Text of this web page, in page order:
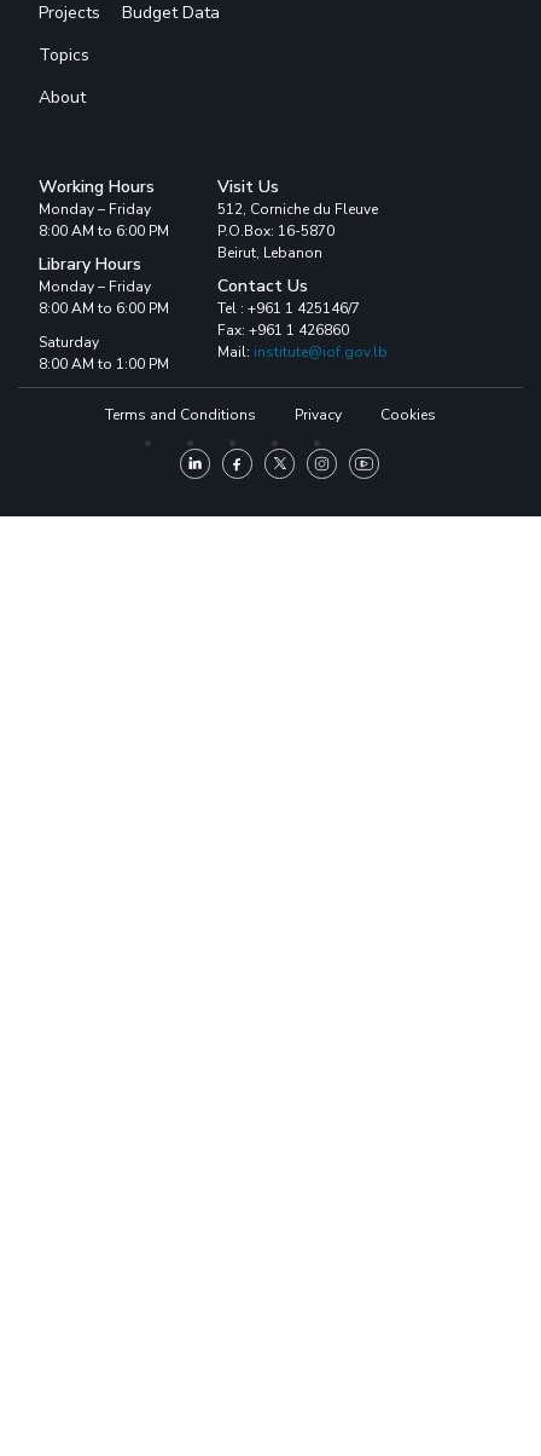
Projects
Topics
About
Budget Data
Working Hours
Monday – Friday
8:00 AM to 6:00 PM
Library Hours
Monday – Friday
8:00 AM to 6:00 PM
Saturday
8:00 AM to 1:00 PM
Visit Us
512, Corniche du Fleuve
P.O.Box: 16-5870
Beirut, Lebanon
Contact Us
Tel : +961 1 425146/7
Fax: +961 1 426860
Mail: institute@iof.gov.lb
Terms and Conditions Privacy Cookies